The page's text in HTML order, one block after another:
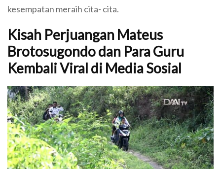
kesempatan meraih cita- cita.
Kisah Perjuangan Mateus
Brotosugondo dan Para Guru
Kembali Viral di Media Sosial